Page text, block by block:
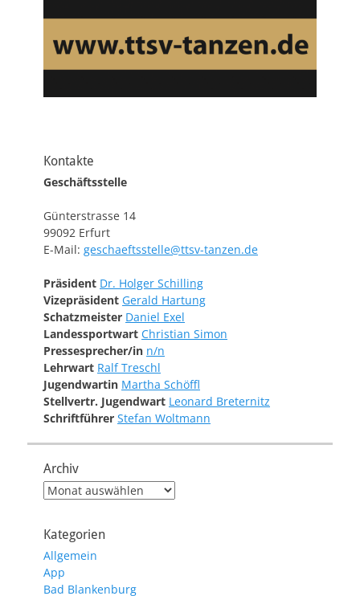
Kontakte
Geschäftsstelle
Günterstrasse 14
99092 Erfurt
E-Mail: geschaeftsstelle@ttsv-tanzen.de
Präsident Dr. Holger Schilling
Vizepräsident Gerald Hartung
Schatzmeister Daniel Exel
Landessportwart Christian Simon
Pressesprecher/in n/n
Lehrwart Ralf Treschl
Jugendwartin Martha Schöffl
Stellvertr. Jugendwart Leonard Breternitz
Schriftführer Stefan Woltmann
Archiv
Archiv
Kategorien
Allgemein
App
Bad Blankenburg